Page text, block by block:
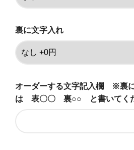
細
裏に文字入れ
オーダーする文字記入欄 ※裏
は 表〇〇 裏○○ と書いてく